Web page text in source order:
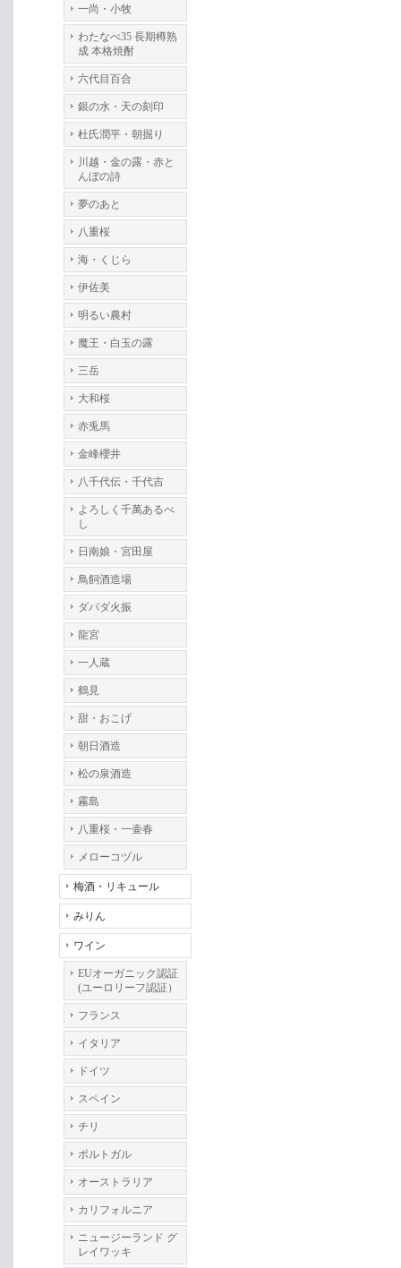
一尚・小牧
わたなべ35 長期樽熟
成 本格焼酎
六代目百合
銀の水・天の刻印
杜氏潤平・朝掘り
川越・金の露・赤と
んぼの詩
夢のあと
八重桜
海・くじら
伊佐美
明るい農村
魔王・白玉の露
三岳
大和桜
赤兎馬
金峰櫻井
八千代伝・千代吉
よろしく千萬あるべ
し
日南娘・宮田屋
鳥飼酒造場
ダバダ火振
龍宮
一人蔵
鶴見
甜・おこげ
朝日酒造
松の泉酒造
霧島
八重桜・一壷春
メローコヅル
梅酒・リキュール
みりん
ワイン
EUオーガニック認証
(ユーロリーフ認証）
フランス
イタリア
ドイツ
スペイン
チリ
ポルトガル
オーストラリア
カリフォルニア
ニュージーランド グ
レイワッキ